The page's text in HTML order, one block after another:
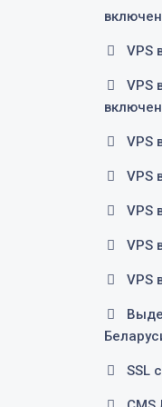
VPS
VPS
VPS
VPS
VPS
VPS
VPS
SSL